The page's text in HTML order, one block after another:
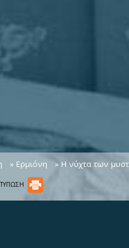
» Ερμιόνη » Η νύχτα των